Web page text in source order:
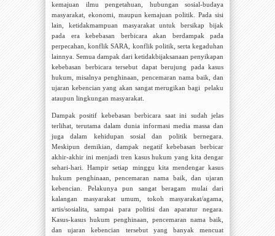
kemajuan ilmu pengetahuan, hubungan sosial-budaya
masyarakat, ekonomi, maupun kemajuan politik. Pada sisi
lain, ketidakmampuan masyarakat untuk bersikap bijak
pada era kebebasan berbicara akan berdampak pada
perpecahan, konflik SARA, konflik politik, serta kegaduhan
lainnya. Semua dampak dari ketidakbijaksanaan penyikapan
kebebasan berbicara tersebut dapat berujung pada kasus
hukum, misalnya penghinaan, pencemaran nama baik, dan
ujaran kebencian yang akan sangat merugikan bagi
pelaku
ataupun lingkungan masyarakat.
Dampak positif kebebasan berbicara saat ini sudah jelas
terlihat, terutama dalam dunia informasi media massa dan
juga dalam kehidupan sosial dan politik bernegara.
Meskipun demikian, dampak negatif kebebasan berbicar
akhir-akhir ini menjadi tren kasus hukum yang kita dengar
sehari-hari. Hampir setiap minggu kita mendengar kasus
hukum penghinaan, pencemaran nama baik, dan ujaran
kebencian. Pelakunya pun sangat beragam mulai dari
kalangan masyarakat umum, tokoh masyarakat/agama,
artis/sosialita, sampai para politisi dan aparatur negara.
Kasus-kasus hukum penghinaan, pencemaran nama baik,
dan ujaran kebencian tersebut yang banyak mencuat